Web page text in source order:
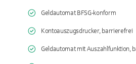
Geldautomat BFSG-konform
Kontoauszugsdrucker, barrierefrei
Geldautomat mit Auszahlfunktion,